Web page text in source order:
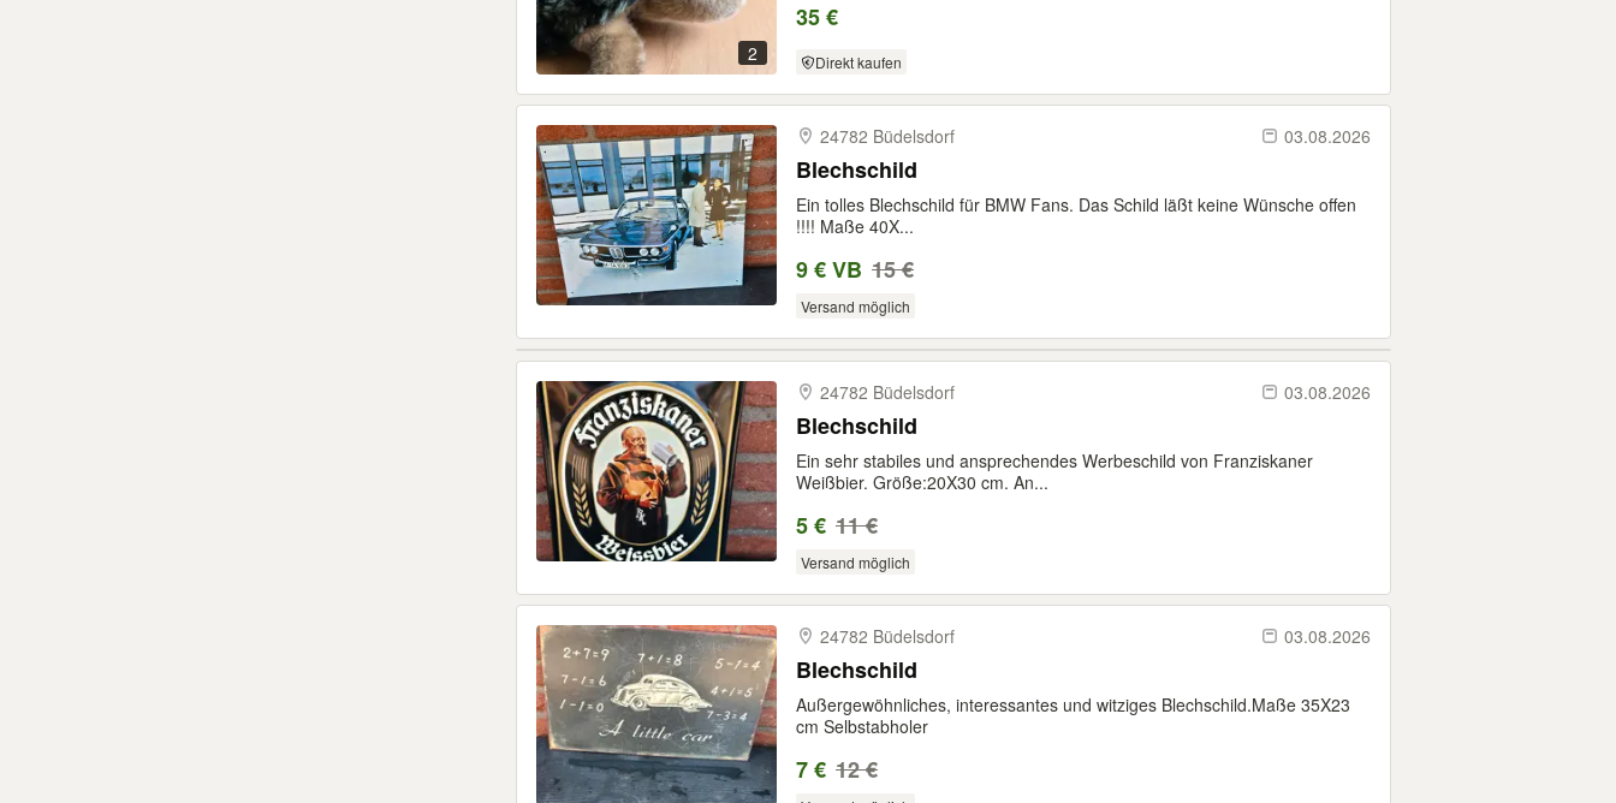
2
35 €
Direkt kaufen
24782 Büdelsdorf 03.08.2026
Blechschild
Ein tolles Blechschild für BMW Fans. Das Schild läßt keine Wünsche offen
!!!! Maße 40X...
9 € VB 15 €
Versand möglich
24782 Büdelsdorf 03.08.2026
Blechschild
Ein sehr stabiles und ansprechendes Werbeschild von Franziskaner
Weißbier. Größe:20X30 cm. An...
5 € 11 €
Versand möglich
24782 Büdelsdorf 03.08.2026
Blechschild
Außergewöhnliches, interessantes und witziges Blechschild.Maße 35X23
cm Selbstabholer
7 € 12 €